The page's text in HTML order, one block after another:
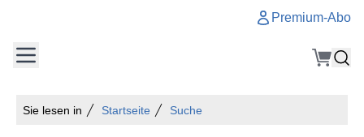
Premium-Abo
Sie lesen in Startseite Suche